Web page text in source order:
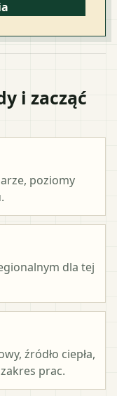
i zacząć
poziomy
dla tej
źródło ciepła,
prac.